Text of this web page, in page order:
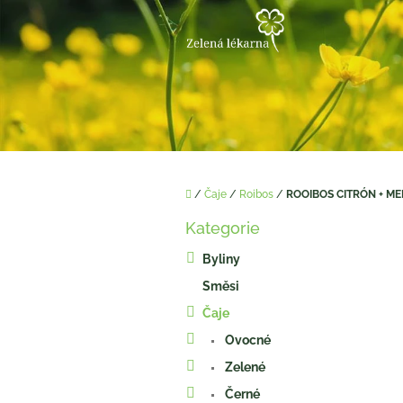
obsah
Domů
/ Čaje / Roibos / ROOIBOS CITRÓN +
Přeskočit
Kategorie
Byliny
Směsi
Čaje
Ovocné
Zelené
Černé